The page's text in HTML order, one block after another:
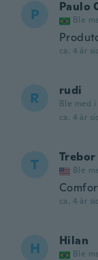
P Paulo
Ble
ca. 4 år
R rudi
Ble med i
ca. 4 år
T Trebor
Ble
ca. 4 år
H Hilan
Ble